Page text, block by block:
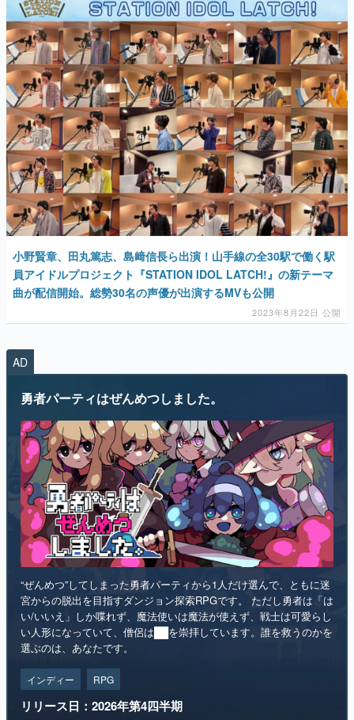
ゲームが変えた日本語
「経験値」「裏技」「ラスボス」… ゲームにまつわる言葉
の起源や用法の変遷を、コンピューター文化史研究家・タ
イニーP氏が徹底調査。
カテゴリ
特集記事
マンガ
女性向け
アプリレビュー
その他
電ファミニコゲーマーとは？
小野賢章、田丸篤志、島﨑信⻑ら出演！山手線の全30駅で働く駅
員アイドルプロジェクト『STATION IDOL LATCH!』の新テーマ
曲が配信開始。総勢30名の声優が出演するMVも公開
2023年8月22日 公開
AD
勇者パーティはぜんめつしました。
“ぜんめつ”してしまった勇者パーティから1人だけ選んで、ともに迷
宮からの脱出を目指すダンジョン探索RPGです。 ただし勇者は「は
い/いいえ」しか喋れず、魔法使いは魔法が使えず、戦士は可愛らし
い人形になっていて、僧侶は██を崇拝しています。誰を救うのかを
選ぶのは、あなたです。
インディー RPG
リリース日：2026年第4四半期